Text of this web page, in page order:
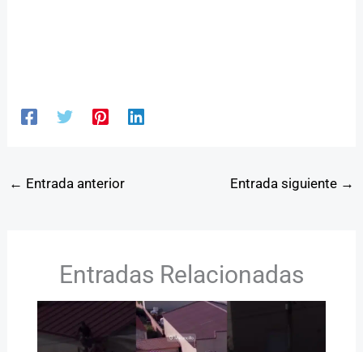
← Entrada anterior Entrada siguiente →
Entradas Relacionadas